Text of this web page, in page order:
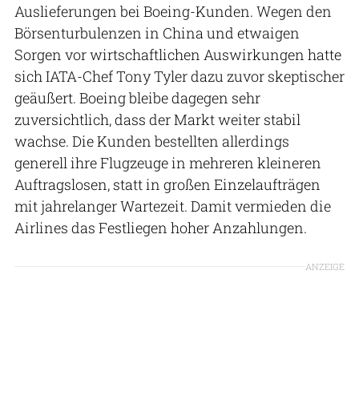
Auslieferungen bei Boeing-Kunden. Wegen den
Börsenturbulenzen in China und etwaigen
Sorgen vor wirtschaftlichen Auswirkungen hatte
sich IATA-Chef Tony Tyler dazu zuvor skeptischer
geäußert. Boeing bleibe dagegen sehr
zuversichtlich, dass der Markt weiter stabil
wachse. Die Kunden bestellten allerdings
generell ihre Flugzeuge in mehreren kleineren
Auftragslosen, statt in großen Einzelaufträgen
mit jahrelanger Wartezeit. Damit vermieden die
Airlines das Festliegen hoher Anzahlungen.
ANZEIGE